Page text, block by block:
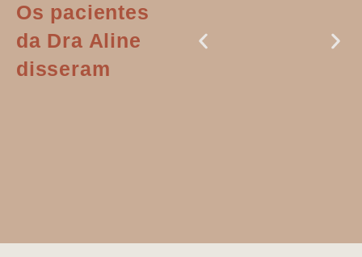
Os pacientes
da Dra Aline
disseram